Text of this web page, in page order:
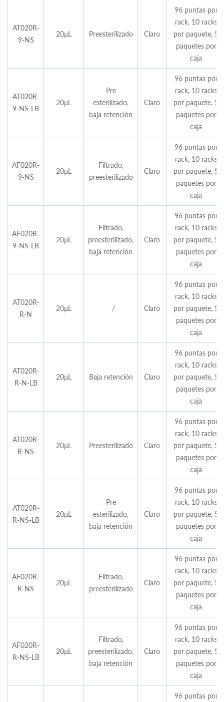
AT020R-
9-NS
20μL Preesterilizado Claro
96 puntas por
rack, 10 racks
por paquete, 5
paquetes por
caja
AT020R-
9-NS-LB
20μL
Pre
esterilizado,
baja retención
Claro
96 puntas por
rack, 10 racks
por paquete, 5
paquetes por
caja
AF020R-
9-NS
20μL
Filtrado,
preesterilizado
Claro
96 puntas por
rack, 10 racks
por paquete, 5
paquetes por
caja
AF020R-
9-NS-LB
20μL
Filtrado,
preesterilizado,
baja retención
Claro
96 puntas por
rack, 10 racks
por paquete, 5
paquetes por
caja
AT020R-
R-N
20μL / Claro
96 puntas por
rack, 10 racks
por paquete, 5
paquetes por
caja
AT020R-
R-N-LB
20μL Baja retención Claro
96 puntas por
rack, 10 racks
por paquete, 5
paquetes por
caja
AT020R-
R-NS
20μL Preesterilizado Claro
96 puntas por
rack, 10 racks
por paquete, 5
paquetes por
caja
AT020R-
R-NS-LB
20μL
Pre
esterilizado,
baja retención
Claro
96 puntas por
rack, 10 racks
por paquete, 5
paquetes por
caja
AF020R-
R-NS
20μL
Filtrado,
preesterilizado
Claro
96 puntas por
rack, 10 racks
por paquete, 5
paquetes por
caja
AF020R-
R-NS-LB
20μL
Filtrado,
preesterilizado,
baja retención
Claro
96 puntas por
rack, 10 racks
por paquete, 5
paquetes por
caja
96 puntas por